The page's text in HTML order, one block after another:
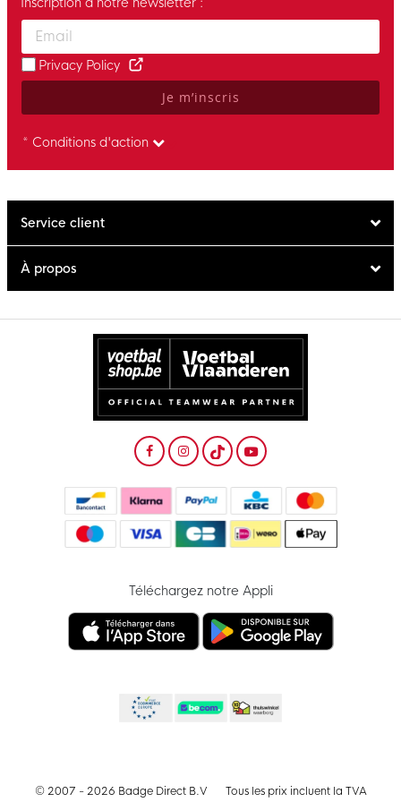
Enter your email and accept the privacy policy to subscribe to
Privacy Policy
Je m’inscris
* Conditions d'action
Service client
À propos
Téléchargez notre Appli
© 2007 - 2026 Badge Direct B.V Tous les prix incluent la TVA